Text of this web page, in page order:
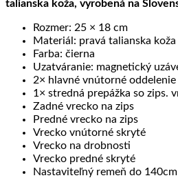
talianska koža, vyrobená na
Rozmer: 25 × 18 cm
Materiál: pravá talianska koža
Farba: čierna
Uzatváranie: magnetický
2× hlavné vnútorné oddelenie
1× stredná prepážka so zips.
Zadné vrecko na zips
Predné vrecko na zips
Vrecko vnútorné skryté
Vrecko na drobnosti
Vrecko predné skryté
Nastaviteľný remeň do 140cm